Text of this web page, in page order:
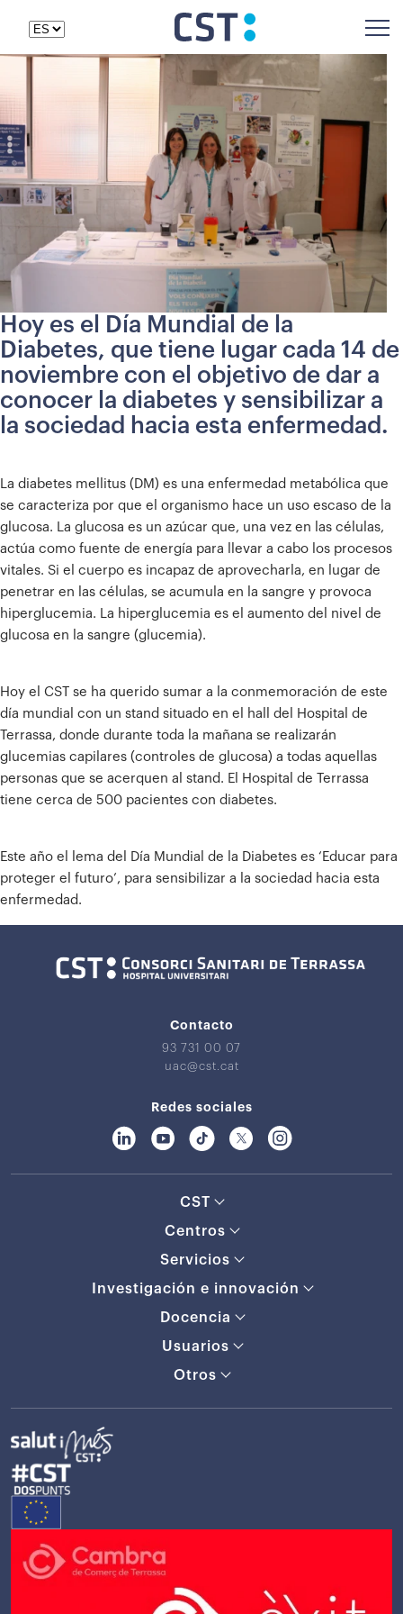
Hoy es el Día Mundial de la
Diabetes, que tiene lugar cada 14 de
noviembre con el objetivo de dar a
conocer la diabetes y sensibilizar a
la sociedad hacia esta enfermedad.
La diabetes mellitus (DM) es una enfermedad metabólica que
se caracteriza por que el organismo hace un uso escaso de la
glucosa. La glucosa es un azúcar que, una vez en las células,
actúa como fuente de energía para llevar a cabo los procesos
vitales. Si el cuerpo es incapaz de aprovecharla, en lugar de
penetrar en las células, se acumula en la sangre y provoca
hiperglucemia. La hiperglucemia es el aumento del nivel de
glucosa en la sangre (glucemia).
Hoy el CST se ha querido sumar a la conmemoración de este
día mundial con un stand situado en el hall del Hospital de
Terrassa, donde durante toda la mañana se realizarán
glucemias capilares (controles de glucosa) a todas aquellas
personas que se acerquen al stand. El Hospital de Terrassa
tiene cerca de 500 pacientes con diabetes.
Este año el lema del Día Mundial de la Diabetes es ‘Educar para
proteger el futuro’, para sensibilizar a la sociedad hacia esta
enfermedad.
Contacto
93 731 00 07
uac@cst.cat
Redes sociales
CST
Centros
Servicios
Investigación e innovación
Docencia
Usuarios
Otros